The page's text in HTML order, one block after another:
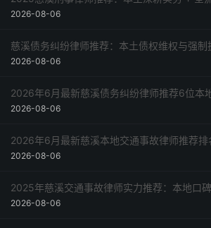
2026-08-06
慈溪债务纠纷律师推荐：本土债权维权与强
2026-08-06
2026年6月最新慈溪债务纠纷律师推荐6位本
2026-08-06
2026年6月最新慈溪本地交通事故律师推荐
2026-08-06
2025年慈溪交通事故律师实力推荐：本地口
2026-08-06